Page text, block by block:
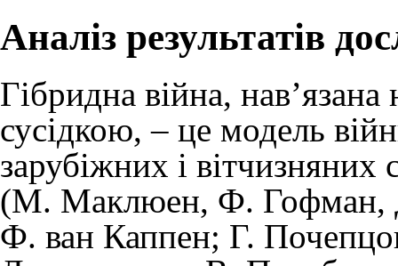
Аналіз результатів
Гібридна війна,
сусідкою, – це модель
зарубіжних і вітчизняних
(М. Маклюен, Ф. Гофман,
Ф. ван Каппен; Г.